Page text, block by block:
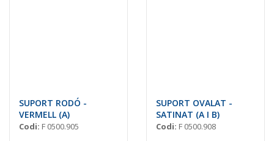
SUPORT RODÓ -
VERMELL (A)
Codi: F 0500.905
SUPORT OVALAT -
SATINAT (A I B)
Codi: F 0500.908